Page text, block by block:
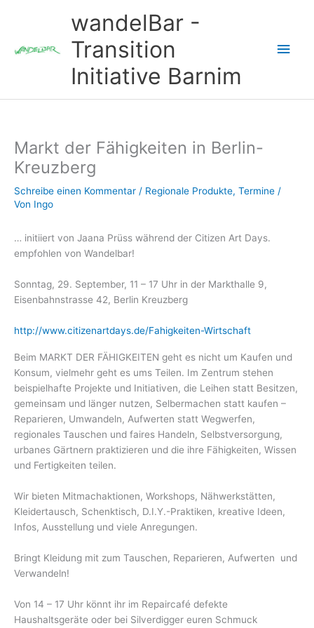
wandelBar -
Transition
Initiative Barnim
Markt der Fähigkeiten in Berlin-
Kreuzberg
Schreibe einen Kommentar / Regionale Produkte, Termine /
Von Ingo
… initiiert von Jaana Prüss während der Citizen Art Days.
empfohlen von Wandelbar!
Sonntag, 29. September, 11 – 17 Uhr in der Markthalle 9,
Eisenbahnstrasse 42, Berlin Kreuzberg
http://www.citizenartdays.de/Fahigkeiten-Wirtschaft
Beim MARKT DER FÄHIGKEITEN geht es nicht um Kaufen und
Konsum, vielmehr geht es ums Teilen. Im Zentrum stehen
beispielhafte Projekte und Initiativen, die Leihen statt Besitzen,
gemeinsam und länger nutzen, Selbermachen statt kaufen –
Reparieren, Umwandeln, Aufwerten statt Wegwerfen,
regionales Tauschen und faires Handeln, Selbstversorgung,
urbanes Gärtnern praktizieren und die ihre Fähigkeiten, Wissen
und Fertigkeiten teilen.
Wir bieten Mitmachaktionen, Workshops, Nähwerkstätten,
Kleidertausch, Schenktisch, D.I.Y.-Praktiken, kreative Ideen,
Infos, Ausstellung und viele Anregungen.
Bringt Kleidung mit zum Tauschen, Reparieren, Aufwerten und
Verwandeln!
Von 14 – 17 Uhr könnt ihr im Repaircafé defekte
Haushaltsgeräte oder bei Silverdigger euren Schmuck